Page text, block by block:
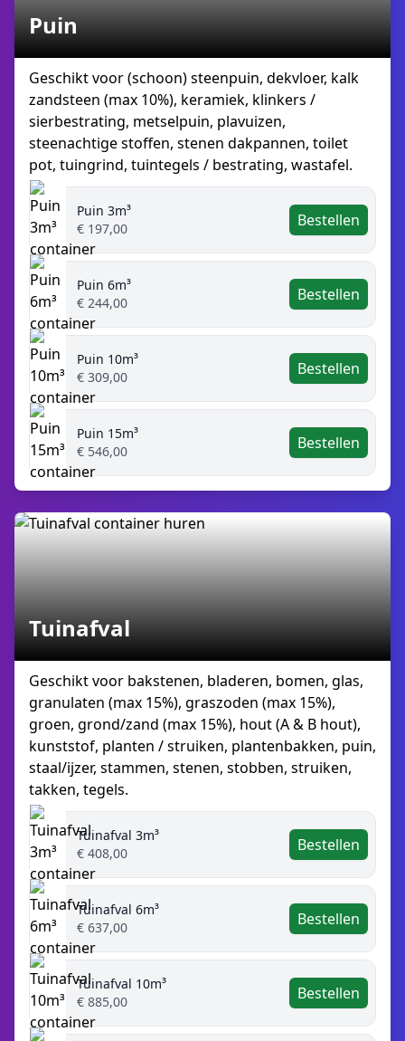
Puin
Geschikt voor (schoon) steenpuin, dekvloer, kalk
zandsteen (max 10%), keramiek, klinkers /
sierbestrating, metselpuin, plavuizen,
steenachtige stoffen, stenen dakpannen, toilet
pot, tuingrind, tuintegels / bestrating, wastafel.
Puin 3m³
€ 197,00
Bestellen
Puin 6m³
€ 244,00
Bestellen
Puin 10m³
€ 309,00
Bestellen
Puin 15m³
€ 546,00
Bestellen
Tuinafval
Geschikt voor bakstenen, bladeren, bomen, glas,
granulaten (max 15%), graszoden (max 15%),
groen, grond/zand (max 15%), hout (A & B hout),
kunststof, planten / struiken, plantenbakken, puin,
staal/ijzer, stammen, stenen, stobben, struiken,
takken, tegels.
Tuinafval 3m³
€ 408,00
Bestellen
Tuinafval 6m³
€ 637,00
Bestellen
Tuinafval 10m³
€ 885,00
Bestellen